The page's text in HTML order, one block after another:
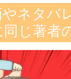
ネタバ
同じ著者